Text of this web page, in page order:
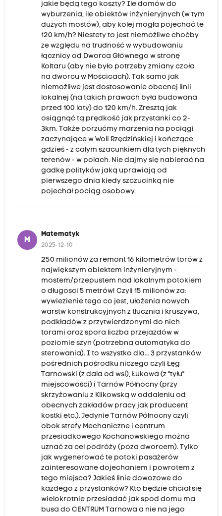
jakie będą tego koszty? Ile domów do
wyburzenia, ile obiektów inżynieryjnych (w tym
dużych mostów), aby kolej mogła pojechać te
120 km/h? Niestety to jest niemożliwe choćby
ze względu na trudność w wybudowaniu
łącznicy od Dworca Głównego w stronę
Koltaru (aby nie było potrzeby zmiany czoła
na dworcu w Mościcach). Tak samo jak
niemożliwe jest dostosowanie obecnej linii
lokalnej (na takich prawach była budowana
przed 100 laty) do 120 km/h. Zresztą jak
osiągnąć tą prędkość jak przystanki co 2-
3km. Także porzućmy marzenia na pociągi
zaczynające w Woli Rzędzińskiej i kończące
gdzieś - z całym szacunkiem dla tych pięknych
terenów - w polach. Nie dajmy się nabierać na
gadkę polityków jaką uprawiają od
pierwszego dnia kiedy szczucinką nie
pojechał pociąg osobowy.
M
Matematyk
2025-12-10
250 milionów za remont 16 kilometrów torów z
największym obiektem inżynieryjnym -
mostem/przepustem nad lokalnym potokiem
o długosci 5 metrów! Czyli 15 milionów za:
wywiezienie tego co jest, ułożenia nowych
warstw konstrukcyjnych z tłucznia i kruszywa,
podkładów z przytwierdzonymi do nich
torami oraz spora liczba przejazdów w
poziomie szyn (potrzebna automatyka do
sterowania). I to wszystko dla... 3 przystanków
pośrednich pośrodku niczego czyli Łęg
Tarnowski (z dala od wsi), Łukowa (z "tyłu"
miejscowości) i Tarnów Północny (przy
skrzyżowaniu z Klikowską w oddaleniu od
obecnych zakładów pracy jak producent
kostki etc.). Jedynie Tarnów Północny czyli
obok strefy Mechaniczne i centrum
przesiadkowego Kochanowskiego można
uznać za cel podróży (poza dworcem). Tylko
jak wygenerować te potoki pasażerów
zainteresowane dojechaniem i powrotem z
tego miejsca? Jakieś linie dowozowe do
każdego z przystanków? Kto będzie chciał się
wielokrotnie przesiadać jak spod domu ma
busa do CENTRUM Tarnowa a nie na jego